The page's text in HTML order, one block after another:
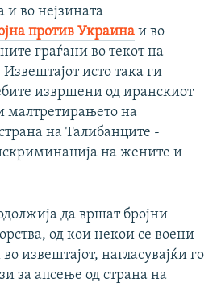
и во нејзината
против Украина и во
граѓани во текот на
исто така ги
извршени од иранскиот
малтретирањето на
на Талибанците -
на жените и
да вршат бројни
од кои некои се воени
извештајот, нагласувајќи го
за апсење од страна на